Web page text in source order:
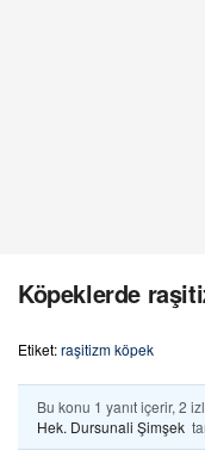
Köpeklerde
Etiket:raşitizm köpek
Bu konu 1 yanıt içerir, 2
Hek. Dursunali Şimşek